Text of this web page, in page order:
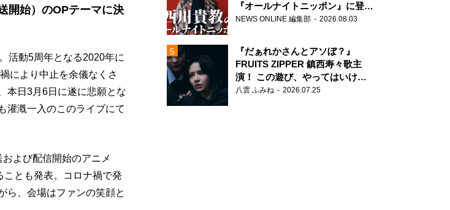
開始）のOPテーマに決
活動5周年となる2020年に
により中止を余儀なくさ
本日3月6日に遂に悲願とな
灌漑一入のこのライブにて
よび配信開始のアニメ
ことも発表。コロナ禍で発
ら、会場はファンの笑顔と
『オールナイトニッポン』に登
場！
NEWS ONLINE 編集部 2026.08.03
『だぁれかさんとアソぼ？』
FRUITS ZIPPER 鎮西寿々歌主
演！ この遊び、やってはいけま
せん。
八雲 ふみね 2026.07.25